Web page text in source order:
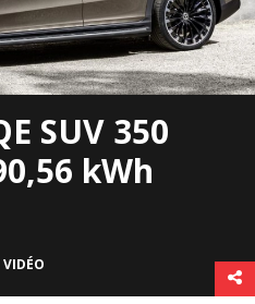
SUV 350
kWh
VIDÉO